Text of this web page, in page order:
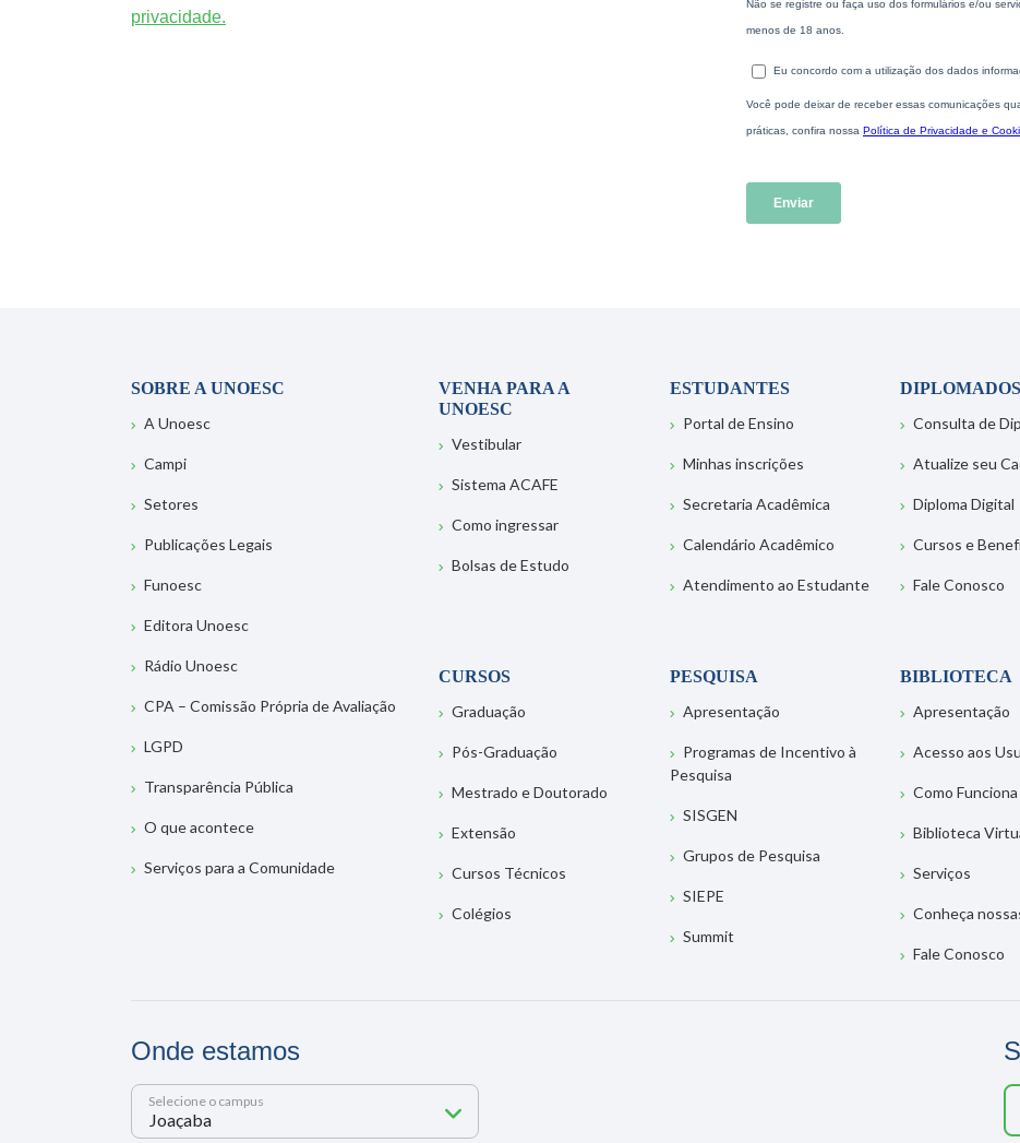
privacidade.
SOBRE A UNOESC
A Unoesc
Campi
Setores
Publicações Legais
Funoesc
Editora Unoesc
Rádio Unoesc
CPA – Comissão Própria de Avaliação
LGPD
Transparência Pública
O que acontece
Serviços para a Comunidade
VENHA PARA A
UNOESC
Vestibular
Sistema ACAFE
Como ingressar
Bolsas de Estudo
ESTUDANTES
Portal de Ensino
Minhas inscrições
Secretaria Acadêmica
Calendário Acadêmico
Atendimento ao Estudante
DIPLOMADOS
Consulta de
Atualize seu
Diploma Digital
Cursos e
Fale Conosco
CURSOS
Graduação
Pós-Graduação
Mestrado e Doutorado
Extensão
Cursos Técnicos
Colégios
PESQUISA
Apresentação
Programas de Incentivo à
Pesquisa
SISGEN
Grupos de Pesquisa
SIEPE
Summit
BIBLIOTECA
Apresentação
Acesso aos
Como Funciona
Biblioteca
Serviços
Conheça
Fale Conosco
Onde estamos
Selecione o campus